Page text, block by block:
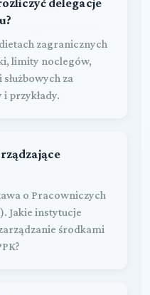
zagranicznych
limity noclegów,
za
przykłady.
o Pracowniczych
Jakie instytucje
środkami